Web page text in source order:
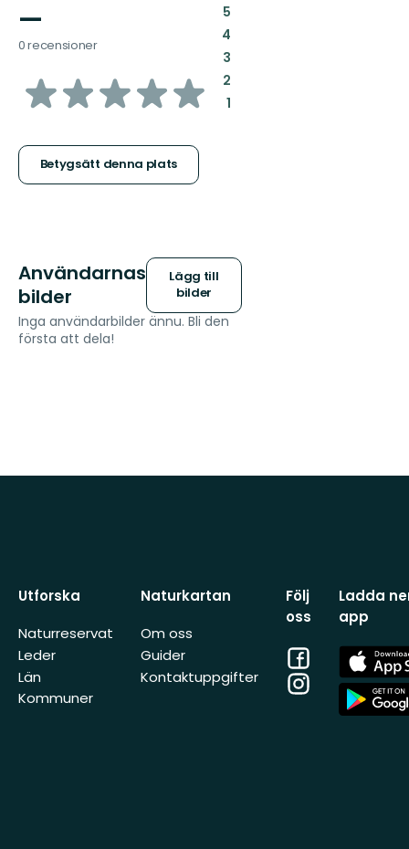
—
0 recensioner
av
stjärnor
Betygsätt denna plats
5:
4:
3:
2:
1:
Användarnas
bilder
Lägg till
bilder
Inga användarbilder ännu. Bli den
första att dela!
Utforska
Naturreservat
Leder
Län
Kommuner
Naturkartan
Om oss
Guider
Kontaktuppgifter
Följ
oss
Facebook
Instagram
Ladda
app
App
Store
App
Store